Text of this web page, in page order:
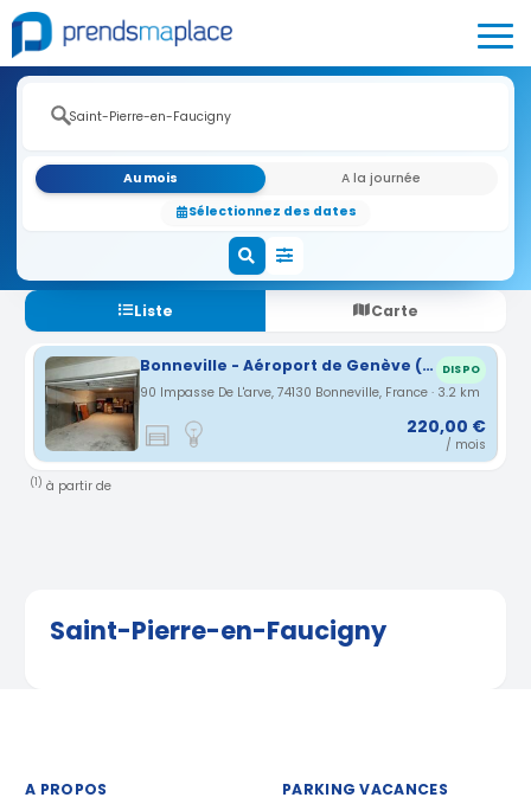
Au mois
A la journée
Sélectionnez des dates
Liste Carte
Bonneville - Aéroport de Genève (GVA) DISPO
90 Impasse De L'arve, 74130 Bonneville, France · 3.2 km
220,00 €
/ mois
(1) à partir de
Saint-Pierre-en-Faucigny
A PROPOS PARKING VACANCES